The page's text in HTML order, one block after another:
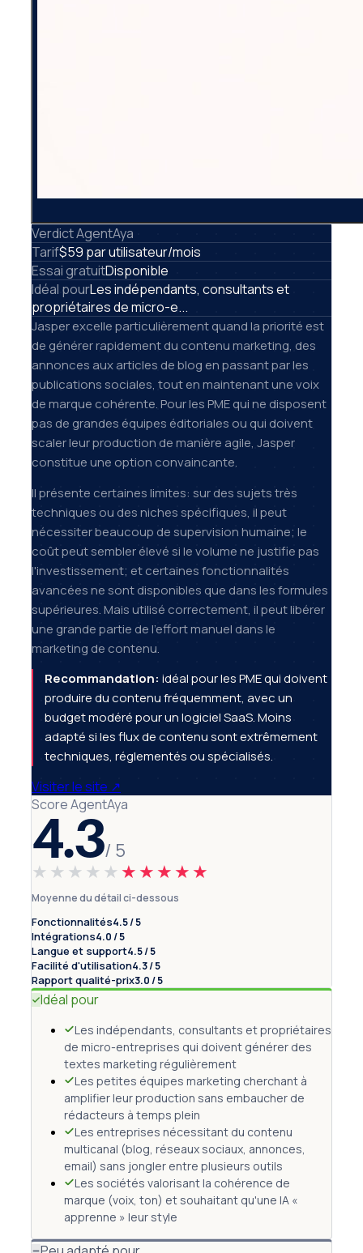
Verdict AgentAya
Tarif$59 par utilisateur/mois
Essai gratuitDisponible
Idéal pourLes indépendants, consultants et
propriétaires de micro-e...
Jasper excelle particulièrement quand la priorité est
de générer rapidement du contenu marketing, des
annonces aux articles de blog en passant par les
publications sociales, tout en maintenant une voix
de marque cohérente. Pour les PME qui ne disposent
pas de grandes équipes éditoriales ou qui doivent
scaler leur production de manière agile, Jasper
constitue une option convaincante.
Il présente certaines limites: sur des sujets très
techniques ou des niches spécifiques, il peut
nécessiter beaucoup de supervision humaine; le
coût peut sembler élevé si le volume ne justifie pas
l'investissement; et certaines fonctionnalités
avancées ne sont disponibles que dans les formules
supérieures. Mais utilisé correctement, il peut libérer
une grande partie de l'effort manuel dans le
marketing de contenu.
Recommandation: idéal pour les PME qui doivent
produire du contenu fréquemment, avec un
budget modéré pour un logiciel SaaS. Moins
adapté si les flux de contenu sont extrêmement
techniques, réglementés ou spécialisés.
Visiter le site ↗
Score AgentAya
4.3/ 5
★★★★★ ★★★★★
Moyenne du détail ci-dessous
Fonctionnalités4.5 / 5
Intégrations4.0 / 5
Langue et support4.5 / 5
Facilité d'utilisation4.3 / 5
Rapport qualité-prix3.0 / 5
Idéal pour
Les indépendants, consultants et propriétaires
de micro-entreprises qui doivent générer des
textes marketing régulièrement
Les petites équipes marketing cherchant à
amplifier leur production sans embaucher de
rédacteurs à temps plein
Les entreprises nécessitant du contenu
multicanal (blog, réseaux sociaux, annonces,
email) sans jongler entre plusieurs outils
Les sociétés valorisant la cohérence de
marque (voix, ton) et souhaitant qu'une IA «
apprenne » leur style